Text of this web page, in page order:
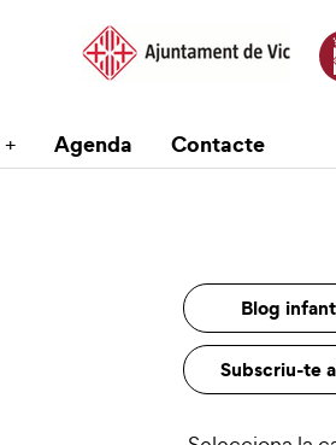
Agenda Contacte
Blog
Subscriu-te